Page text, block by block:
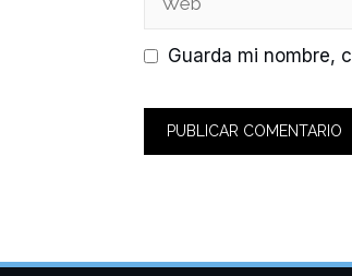
Guarda mi nombre,